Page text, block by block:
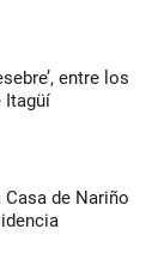
entre los
Itagüí
de Nariño